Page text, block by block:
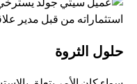
حلول الثروة